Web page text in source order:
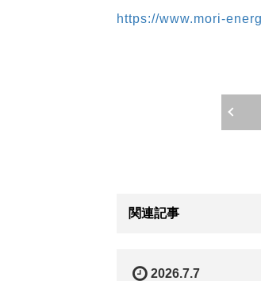
https://www.mori-
関連記事
2026.7.7